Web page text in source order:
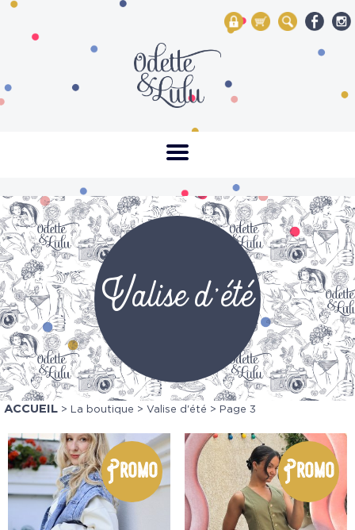
My Account
Mon panier
Rechercher
Valise d'été
ACCUEIL > La boutique > Valise d'été > Page 3
Promo Promo